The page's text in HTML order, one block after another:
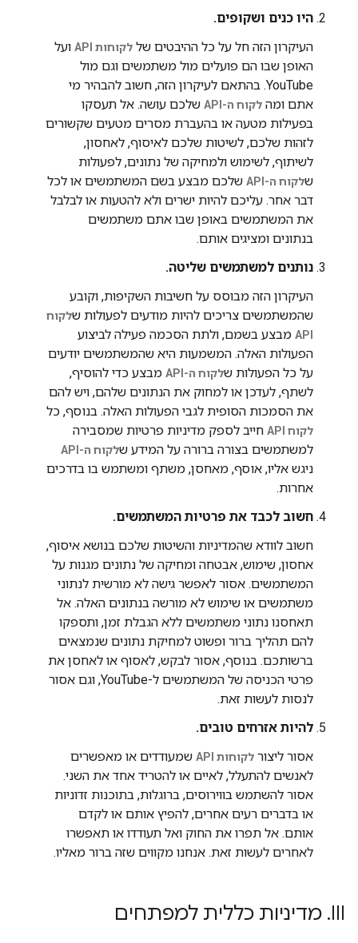
היו כנים ושקופים.
העיקרון הזה חל על כל ההיבטים של לקוחות API
ועל
האופן שבו הם פועלים מול משתמשים וגם מול
YouTube. בהתאם לעיקרון הזה, חשוב להבהיר מי
אתם ומה לקוח ה-API
שלכם עושה. אל תעסקו
בפעילות מטעה או בהעברת מסרים מטעים שקשורים
לזהות שלכם, לשיטות שלכם לאיסוף, לאחסון,
לשיתוף, לשימוש ולמחיקה של נתונים, לפעולות
שלקוח ה-API
שלכם מבצע בשם המשתמשים או לכל
דבר אחר. עליכם להיות ישרים ולא להטעות או לבלבל
את המשתמשים באופן שבו אתם משתמשים
בנתונים ומציגים אותם.
נותנים למשתמשים שליטה.
העיקרון הזה מבוסס על חשיבות השקיפות, וקובע
שהמשתמשים צריכים להיות מודעים לפעולות שלקוח
API מבצע בשמם, ולתת הסכמה פעילה לביצוע
הפעולות האלה. המשמעות היא שהמשתמשים יודעים
על כל הפעולות שלקוח ה-API
מבצע כדי להוסיף,
לשתף, לעדכן או למחוק את הנתונים שלהם, ויש להם
את הסמכות הסופית לגבי הפעולות האלה. בנוסף, כל
לקוח API
חייב לספק מדיניות פרטיות שמסבירה
למשתמשים בצורה ברורה על המידע שלקוח ה-API
ניגש אליו, אוסף, מאחסן, משתף ומשתמש בו בדרכים
אחרות.
חשוב לכבד את פרטיות המשתמשים.
חשוב לוודא שהמדיניות והשיטות שלכם בנושא איסוף,
אחסון, שימוש, אבטחה ומחיקה של נתונים מגנות על
המשתמשים. אסור לאפשר גישה לא מורשית לנתוני
משתמשים או שימוש לא מורשה בנתונים האלה. אל
תאחסנו נתוני משתמשים ללא הגבלת זמן, ותספקו
להם תהליך ברור ופשוט למחיקת נתונים שנמצאים
ברשותכם. בנוסף, אסור לבקש, לאסוף או לאחסן את
פרטי הכניסה של המשתמשים ל-YouTube, וגם אסור
לנסות לעשות זאת.
להיות אזרחים טובים.
אסור ליצור לקוחות API
שמעודדים או מאפשרים
לאנשים להתעלל, לאיים או להטריד אחד את השני.
אסור להשתמש בווירוסים, ברוגלות, בתוכנות זדוניות
או בדברים רעים אחרים, להפיץ אותם או לקדם
אותם. אל תפרו את החוק ואל תעודדו או תאפשרו
לאחרים לעשות זאת. אנחנו מקווים שזה ברור מאליו.
III
. מדיניות כללית למפתחים